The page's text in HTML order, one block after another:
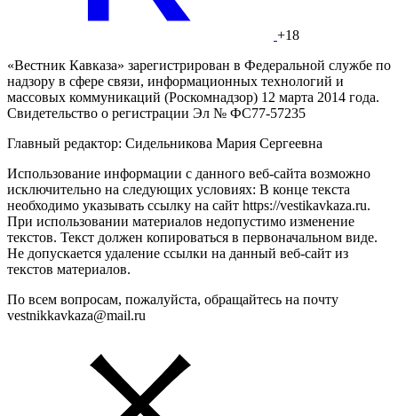
+18
«Вестник Кавказа» зарегистрирован в Федеральной службе по
надзору в сфере связи, информационных технологий и
массовых коммуникаций (Роскомнадзор) 12 марта 2014 года.
Свидетельство о регистрации Эл № ФС77-57235
Главный редактор: Сидельникова Мария Сергеевна
Использование информации с данного веб-сайта возможно
исключительно на следующих условиях: В конце текста
необходимо указывать ссылку на сайт https://vestikavkaza.ru.
При использовании материалов недопустимо изменение
текстов. Текст должен копироваться в первоначальном виде.
Не допускается удаление ссылки на данный веб-сайт из
текстов материалов.
По всем вопросам, пожалуйста, обращайтесь на почту
vestnikkavkaza@mail.ru